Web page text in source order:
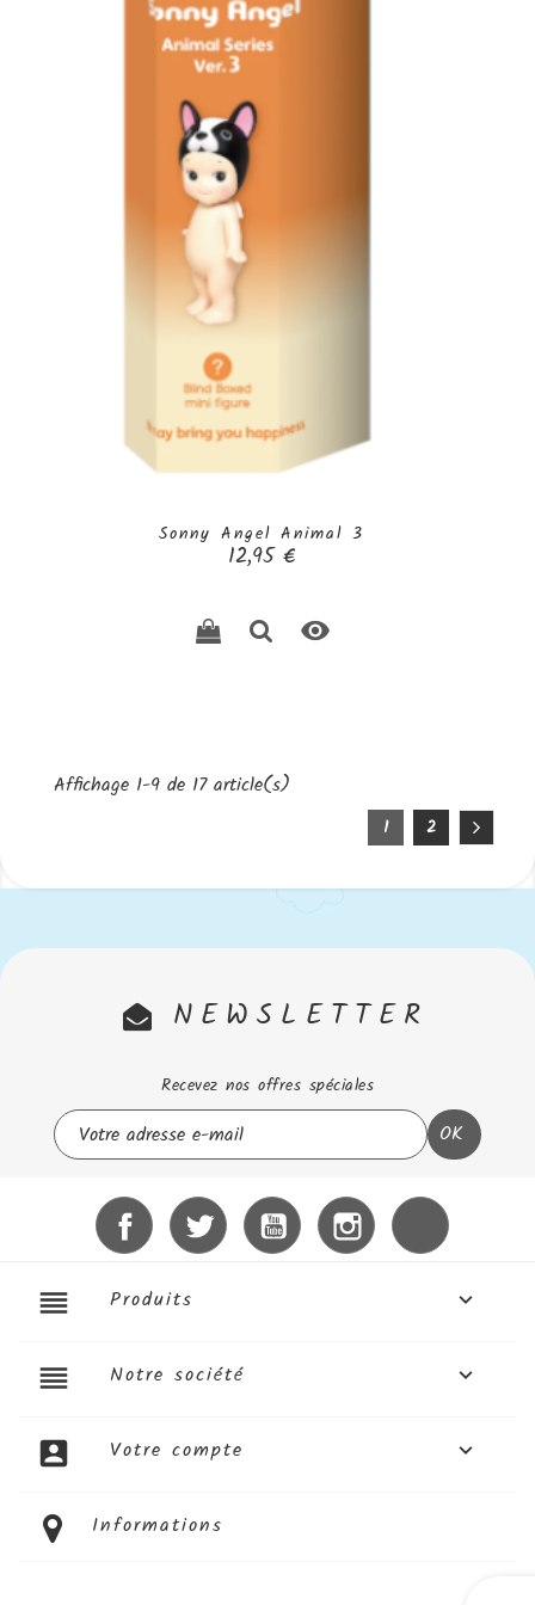
Sonny Angel Animal 3
Prix
12,95 €

Affichage 1-9 de 17 article(s)
1 2
NEWSLETTER
Recevez nos offres spéciales
Facebook Twitter YouTube Instagram
reorder Produits 
reorder Notre société 
account_box Votre compte 
Informations